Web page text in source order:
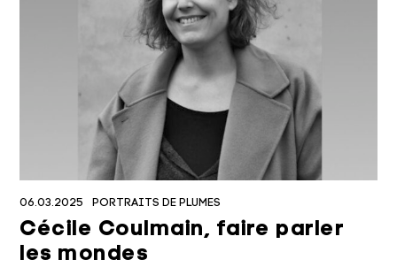
06.03.2025 PORTRAITS DE PLUMES
Cécile Coulmain, faire parler
les mondes